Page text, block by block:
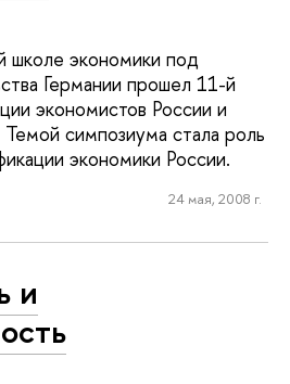
экономики под
Германии прошел 11-й
экономистов России и
симпозиума стала роль
экономики России.
24 мая, 2008 г.
и